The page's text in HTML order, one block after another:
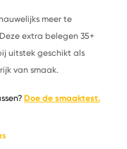
meer te
extra belegen 35+
uitstek geschikt als
van smaak.
Doe de smaaktest.